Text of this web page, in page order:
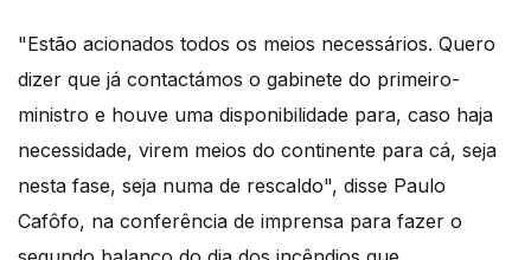
"Estão acionados todos os meios necessários. Quero
dizer que já contactámos o gabinete do primeiro-
ministro e houve uma disponibilidade para, caso haja
necessidade, virem meios do continente para cá, seja
nesta fase, seja numa de rescaldo", disse Paulo
Cafôfo, na conferência de imprensa para fazer o